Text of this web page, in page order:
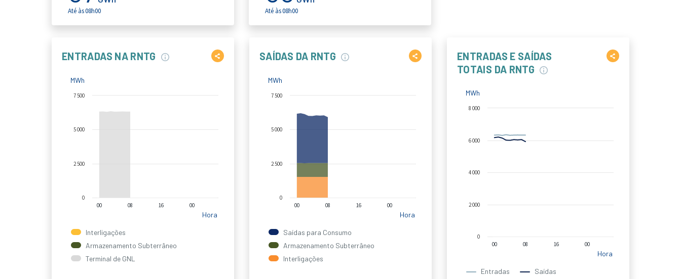
ENTRADAS NA RNTG
Hora
MWh
00 08 16 00
0
2 500
5 000
7 500
Interligações
Armazenamento Subterrâneo
Terminal de GNL
SAÍDAS DA RNTG
Hora
MWh
00 08 16 00
0
2 500
5 000
7 500
Saídas para Consumo
Armazenamento Subterrâneo
Interligações
ENTRADAS E SAÍDAS
TOTAIS DA RNTG
Hora
MWh
00 08 16 00
0
2 000
4 000
6 000
8 000
Entradas Saídas
Até às 08h00 Até às 08h00